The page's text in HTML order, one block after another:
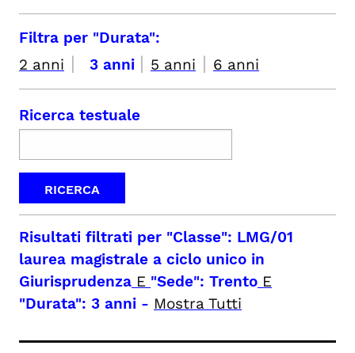
Filtra per "Durata":
2 anni | 3 anni | 5 anni | 6 anni
Ricerca testuale
Risultati filtrati per "Classe": LMG/01
laurea magistrale a ciclo unico in
Giurisprudenza E "Sede": Trento E
"Durata": 3 anni - Mostra Tutti